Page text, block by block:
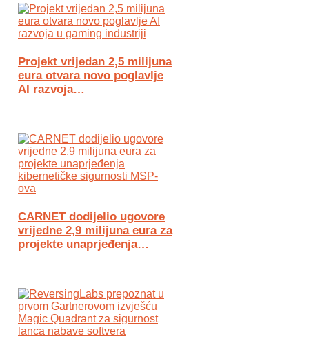
Projekt vrijedan 2,5 milijuna
eura otvara novo poglavlje
AI razvoja…
CARNET dodijelio ugovore
vrijedne 2,9 milijuna eura za
projekte unaprjeđenja…